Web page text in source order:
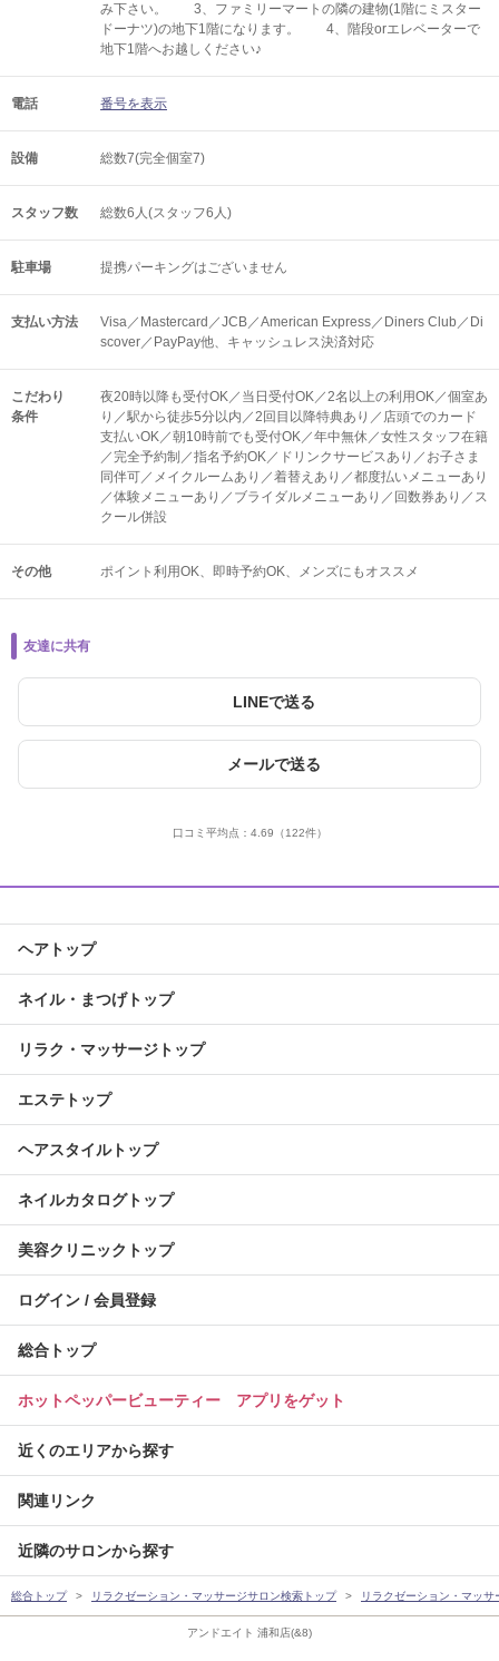
アンドエイト 浦和店(&8)
み下さい。 3、ファミリーマートの隣の建物(1階にミスター
ドーナツ)の地下1階になります。 4、階段orエレベーターで
地下1階へお越しください♪
電話 番号を表示
設備 総数7(完全個室7)
スタッフ数 総数6人(スタッフ6人)
駐車場 提携パーキングはございません
支払い方法
Visa／Mastercard／JCB／American Express／Diners Club／Di
scover／PayPay他、キャッシュレス決済対応
こだわり
条件
夜20時以降も受付OK／当日受付OK／2名以上の利用OK／個室あ
り／駅から徒歩5分以内／2回目以降特典あり／店頭でのカード
支払いOK／朝10時前でも受付OK／年中無休／女性スタッフ在籍
／完全予約制／指名予約OK／ドリンクサービスあり／お子さま
同伴可／メイクルームあり／着替えあり／都度払いメニューあり
／体験メニューあり／ブライダルメニューあり／回数券あり／ス
クール併設
その他 ポイント利用OK 即時予約OK メンズにもオススメ
友達に共有
LINEで送る
メールで送る
口コミ平均点： 4.69 （122件）
ヘアトップ
ネイル・まつげトップ
リラク・マッサージトップ
エステトップ
ヘアスタイルトップ
ネイルカタログトップ
美容クリニックトップ
ログイン / 会員登録
総合トップ
ホットペッパービューティー アプリをゲット
近くのエリアから探す
関連リンク
近隣のサロンから探す
総合トップ リラクゼーション・マッサージサロン検索トップ リラクゼーション・マッ